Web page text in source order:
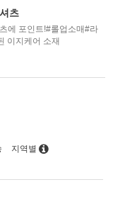
츠
에 포인트!#롤업소매#라
이지케어 소재
지역별